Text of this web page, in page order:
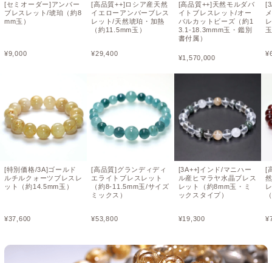
[セミオーダー]アンバー
ブレスレット/琥珀（約8
mm玉）
¥9,000
[特別価格/3A]ゴールド
ルチルクォーツブレスレ
ット（約14.5mm玉）
¥37,600
[高品質++]ロシア産天然
イエローアンバーブレス
レット/天然琥珀・加熱
（約11.5mm玉）
¥29,400
[高品質]グランディディ
エライトブレスレット
（約8-11.5mm玉/サイズ
ミックス）
¥53,800
[高品質++]天然モルダバ
イトブレスレット/オー
バルカットビーズ（約1
3.1-18.3mmm玉・鑑別
書付属）
¥1,570,000
[3A++]インド/マニハー
ル産ヒマラヤ水晶ブレス
レット（約8mm玉・ミ
ックスタイプ）
¥19,300
¥
[
¥